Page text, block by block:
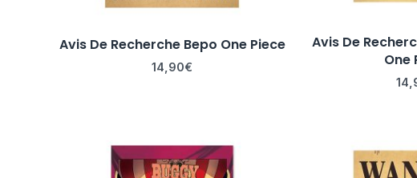
Avis De Recherche Bepo One Piece
14,90€
Avis De
One